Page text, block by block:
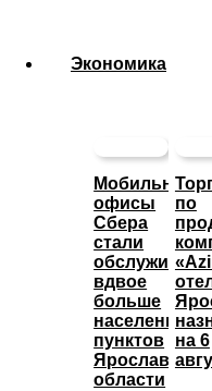
Экономика
Мобильные
офисы
Сбера
стали
обслуживать
вдвое
больше
населенных
пунктов
Ярославской
области
по
на 6